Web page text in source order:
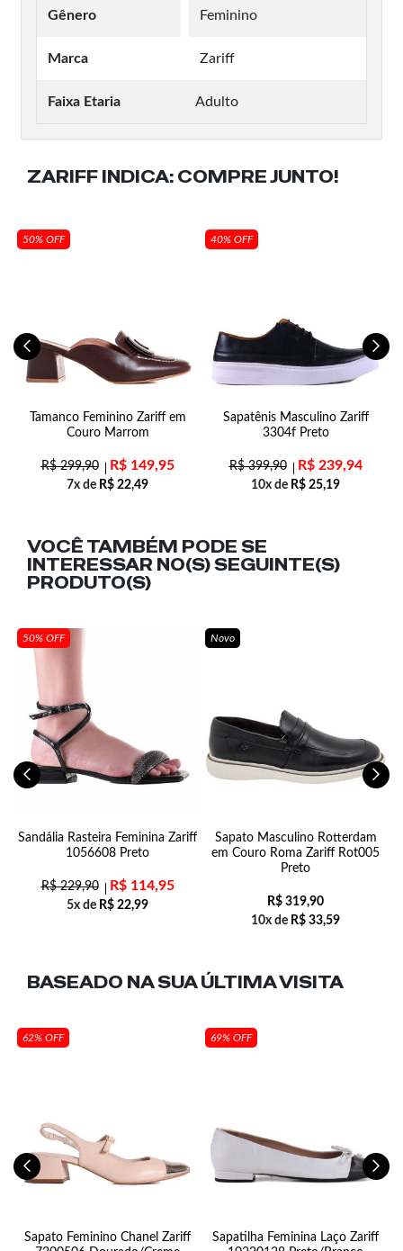
Gênero Feminino
Marca Zariff
Faixa Etaria Adulto
ZARIFF INDICA: COMPRE JUNTO!
50% OFF
Tamanco Feminino Zariff em
Couro Marrom
R$299,90 R$149,95
7x de R$ 22,49
40% OFF
Sapatênis Masculino Zariff
3304f Preto
R$399,90 R$239,94
10x de R$ 25,19
VOCÊ TAMBÉM PODE SE
INTERESSAR NO(S) SEGUINTE(S)
PRODUTO(S)
50% OFF
Sandália Rasteira Feminina Zariff
1056608 Preto
R$229,90 R$114,95
5x de R$ 22,99
Novo
Sapato Masculino Rotterdam
em Couro Roma Zariff Rot005
Preto
R$ 319,90
10x de R$ 33,59
BASEADO NA SUAÚLTIMA VISITA
62% OFF
Sapato Feminino Chanel Zariff
69% OFF
Sapatilha Feminina Laço Zariff